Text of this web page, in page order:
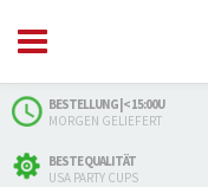
BESTELLUNG |< 15:00U
MORGEN GELIEFERT
BESTE QUALITÄT
USA PARTY CUPS